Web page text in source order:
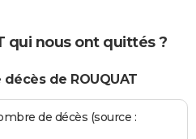
qui nous ont quittés ?
de ROUQUAT
de décès (source :